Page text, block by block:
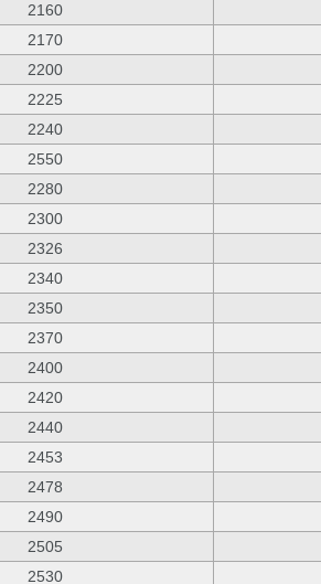
2160
2170
2200
2225
2240
2550
2280
2300
2326
2340
2350
2370
2400
2420
2440
2453
2478
2490
2505
2530